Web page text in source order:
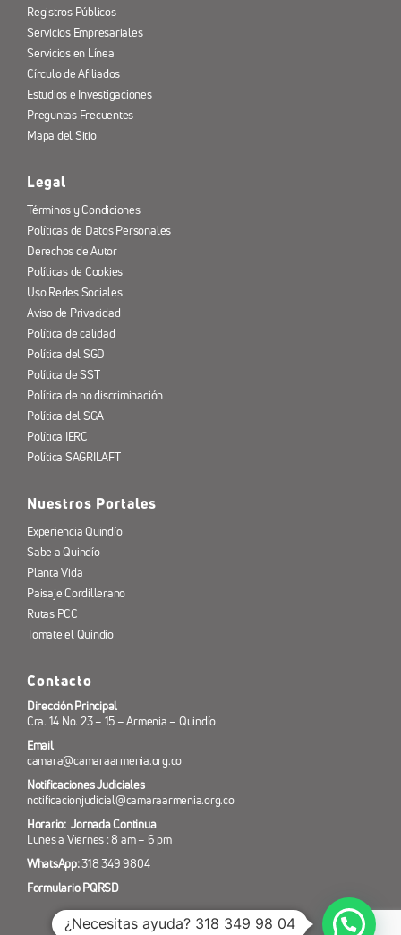
Registros Públicos
Servicios Empresariales
Servicios en Línea
Círculo de Afiliados
Estudios e Investigaciones
Preguntas Frecuentes
Mapa del Sitio
Legal
Términos y Condiciones
Políticas de Datos Personales
Derechos de Autor
Políticas de Cookies
Uso Redes Sociales
Aviso de Privacidad
Política de calidad
Política del SGD
Política de SST
Política de no discriminación
Política del SGA
Política IERC
Política SAGRILAFT
Nuestros Portales
Experiencia Quindío
Sabe a Quindío
Planta Vida
Paisaje Cordillerano
Rutas PCC
Tomate el Quindío
Contacto
Dirección Principal
Cra. 14 No. 23 – 15 – Armenia – Quindío
Email
camara@camaraarmenia.org.co
Notificaciones Judiciales
notificacionjudicial@camaraarmenia.org.co
Horario: Jornada Continua
Lunes a Viernes : 8 am – 6 pm
WhatsApp:318 349 9804
Formulario PQRSD
¿Necesitas ayuda? 318 349 98 04